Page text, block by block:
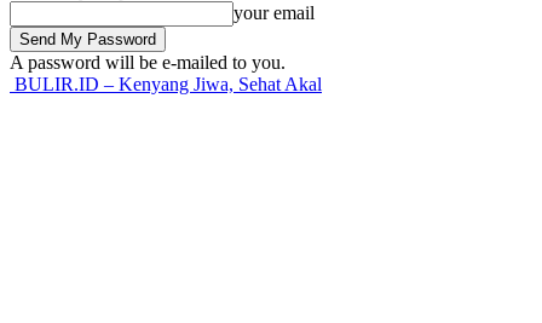
your email
A password will be e-mailed to you.
BULIR.ID – Kenyang Jiwa, Sehat Akal